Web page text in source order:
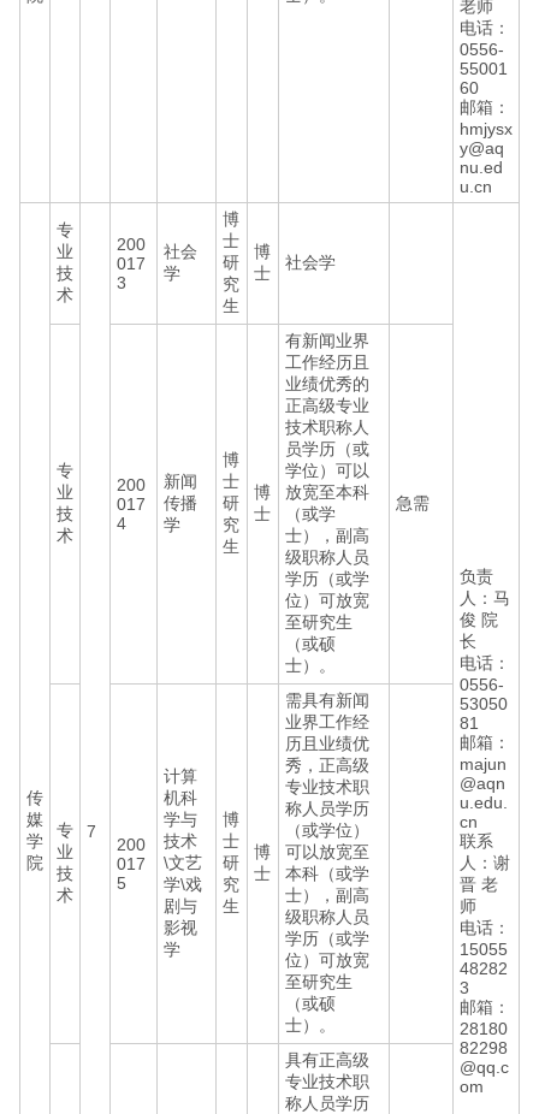
老师
电话：
0556-
55001
60
邮箱：
hmjysx
y@aq
nu.ed
u.cn
传
媒
学
院
专
业
技
术
7
200
017
3
社会
学
博
士
研
究
生
博
士
社会学
负责
人：马
俊 院
长
电话：
0556-
53050
81
邮箱：
majun
@aqn
u.edu.
cn
联系
人：谢
晋 老
师
电话：
15055
48282
3
邮箱：
28180
82298
@qq.c
om
专
业
技
术
200
017
4
新闻
传播
学
博
士
研
究
生
博
士
有新闻业界
工作经历且
业绩优秀的
正高级专业
技术职称人
员学历（或
学位）可以
放宽至本科
（或学
士），副高
级职称人员
学历（或学
位）可放宽
至研究生
（或硕
士）。
急需
专
业
技
术
200
017
5
计算
机科
学与
技术
\文艺
学\戏
剧与
影视
学
博
士
研
究
生
博
士
需具有新闻
业界工作经
历且业绩优
秀，正高级
专业技术职
称人员学历
（或学位）
可以放宽至
本科（或学
士），副高
级职称人员
学历（或学
位）可放宽
至研究生
（或硕
士）。
具有正高级
专业技术职
称人员学历